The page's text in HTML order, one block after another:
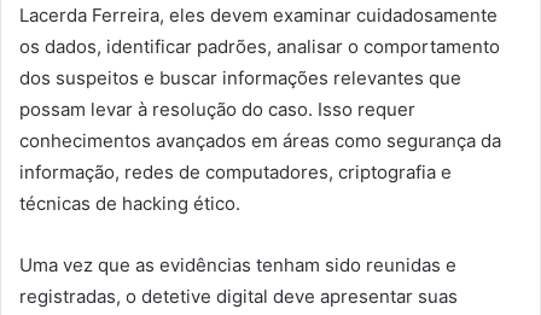
Lacerda Ferreira, eles devem examinar cuidadosamente
os dados, identificar padrões, analisar o comportamento
dos suspeitos e buscar informações relevantes que
possam levar à resolução do caso. Isso requer
conhecimentos avançados em áreas como segurança da
informação, redes de computadores, criptografia e
técnicas de hacking ético.
Uma vez que as evidências tenham sido reunidas e
registradas, o detetive digital deve apresentar suas